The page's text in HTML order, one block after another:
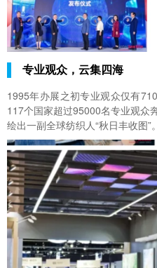
专业观众，云集四海
1995年办展之初专业观众仅有
117个国家超过95000名专业观众
绘出一副全球纺织人“秋日丰收图”。